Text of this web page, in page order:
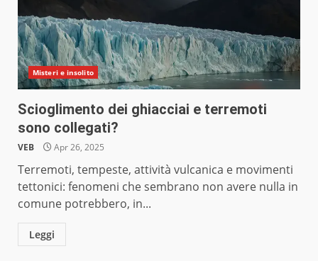
Misteri e insolito
Scioglimento dei ghiacciai e terremoti
sono collegati?
VEB Apr 26, 2025
Terremoti, tempeste, attività vulcanica e movimenti
tettonici: fenomeni che sembrano non avere nulla in
comune potrebbero, in...
Leggi